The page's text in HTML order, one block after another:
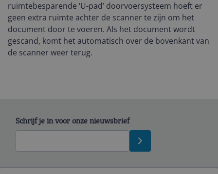
ruimtebesparende ‘U-pad’ doorvoersysteem hoeft er
geen extra ruimte achter de scanner te zijn om het
document door te voeren. Als het document wordt
gescand, komt het automatisch over de bovenkant van
de scanner weer terug.
Schrijf je in voor onze nieuwsbrief